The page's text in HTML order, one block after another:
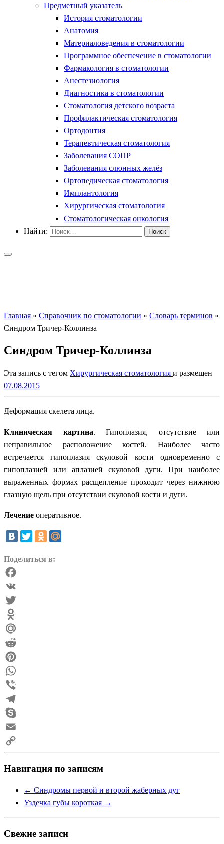
Предметный указатель
История стоматологии
Анатомия
Материаловедения в стоматологии
Программное обеспечение в стоматологии
Фармакология в стоматологии
Анестезиология
Диагностика в стоматологии
Стоматология детского возраста
Профилактическая стоматология
Ортодонтия
Терапевтическая стоматология
Заболевания СОПР
Заболевания слюнных желёз
Ортопедическая стоматология
Имплантология
Хирургическая стоматология
Стоматологическая онкология
Найти:
Главная » Справочник по стоматологии » Словарь терминов »
Синдром Тричер-Коллинза
Синдром Тричер-Коллинза
Эта запись с тегом Хирургическая стоматология и размещен
07.08.2015
Деформация скелета лица.
Клиническая картина. Гипоплазия, отсутствие или
неправильное расположение костей. Наиболее часто
встречается гипоплазия скуловой кости одновременно с
гипоплазией или аплазией скуловой дуги. При наиболее
выраженных формах расщепление проходит через нижнюю
глазную щель при отсутствии скуловой кости и дуги.
Лечение оперативное.
Поделиться в:
Facebook
VK
Twitter
Odnoklassniki
Mail.Ru
Reddit
Pinterest
WhatsApp
Viber
Telegram
Skype
Email
Copy
Link
Навигация по записям
← Синдромы первой и второй жаберных дуг
Уздечка губы короткая →
Свежие записи